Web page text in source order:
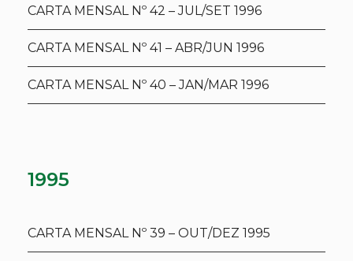
CARTA MENSAL Nº 42 – JUL/SET 1996
CARTA MENSAL Nº 41 – ABR/JUN 1996
CARTA MENSAL Nº 40 – JAN/MAR 1996
1995
CARTA MENSAL Nº 39 – OUT/DEZ 1995